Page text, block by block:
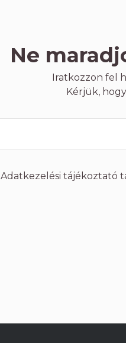
Ne
Iratkozzon fel
Kérjük,
Adatkezelési tájékoztató